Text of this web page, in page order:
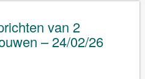
van 2
– 24/02/26